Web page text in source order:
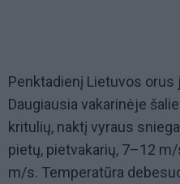
Penktadienį Lietuvos orus
Daugiausia vakarinėje
kritulių, naktį vyraus
pietų, pietvakarių, 7–12
m/s. Temperatūra